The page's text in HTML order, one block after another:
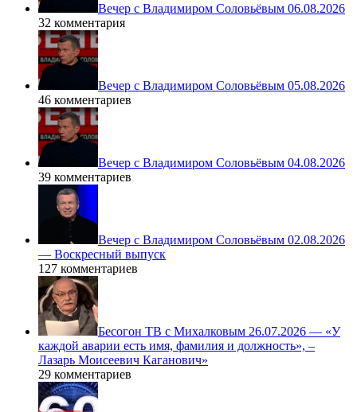
Вечер с Владимиром Соловьёвым 06.08.2026
32 комментария
Вечер с Владимиром Соловьёвым 05.08.2026
46 комментариев
Вечер с Владимиром Соловьёвым 04.08.2026
39 комментариев
Вечер с Владимиром Соловьёвым 02.08.2026
— Воскресный выпуск
127 комментариев
Бесогон ТВ с Михалковым 26.07.2026 — «У
каждой аварии есть имя, фамилия и должность», –
Лазарь Моисеевич Каганович»
29 комментариев